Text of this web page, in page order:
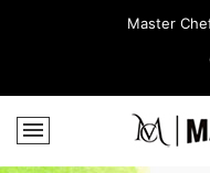
Master